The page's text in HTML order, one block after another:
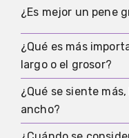
¿Es mejor un pene
Muchas mujeres
antes que algunos
pero solo dentro de
grosor puede ser
largo si faltan
¿Qué es más
largo o el grosor?
No hay una
menciona un poco
mayoría pesan más
¿Qué se siente
ancho?